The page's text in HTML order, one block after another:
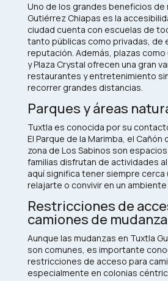
Uno de los grandes beneficios de
Gutiérrez Chiapas es la
ciudad cuenta con escuelas de
tanto públicas como privadas, de
reputación. Además, plazas como
y Plaza Crystal ofrecen una gran
restaurantes y entretenimiento
recorrer grandes distancias.
Parques y áreas
Tuxtla es conocida por su
El Parque de la Marimba, el Cañón
zona de Los Sabinos son
familias disfrutan de actividades
aquí significa tener siempre cerca
relajarte o convivir en un
Restricciones de
camiones de mudanza
Aunque las mudanzas en Tuxtla
son comunes, es importante
restricciones de acceso para
especialmente en colonias